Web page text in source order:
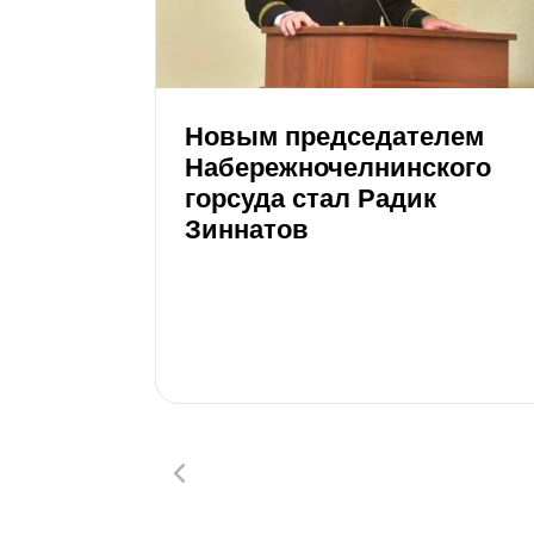
Новым председателем
Набережночелнинского
горсуда стал Радик
Зиннатов